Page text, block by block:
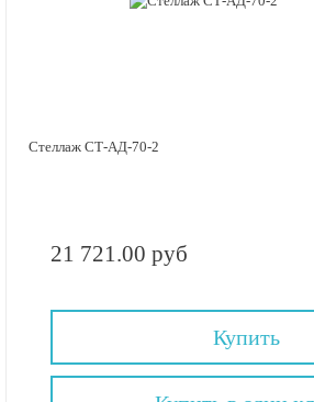
Стеллаж СТ-АД-70-2
21 721.00 руб
Купить